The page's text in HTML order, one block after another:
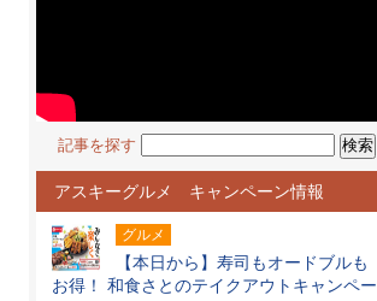
記事を探す
アスキーグルメ キャンペーン情報
グルメ
【本日から】寿司もオードブルも
お得！ 和食さとのテイクアウトキャンペー